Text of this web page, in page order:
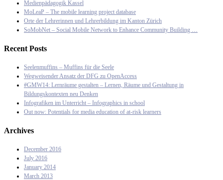
Medienpädagogik Kassel
MoLeaP – The mobile learning project database
Orte der Lehrerinnen und Lehrerbildung im Kanton Zürich
SoMobNet – Social Mobile Network to Enhance Community Building …
Recent Posts
Seelenmuffins – Muffins für die Seele
Wegweisender Ansatz der DFG zu OpenAccess
#GMW14: Lernräume gestalten – Lernen, Räume und Gestaltung in
Bildungskontexten neu Denken
Infografiken im Unterricht – Infographics in school
Out now: Potentials for media education of at-risk learners
Archives
December 2016
July 2016
January 2014
March 2013